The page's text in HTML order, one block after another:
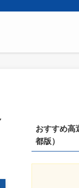
おすすめ高
都版）